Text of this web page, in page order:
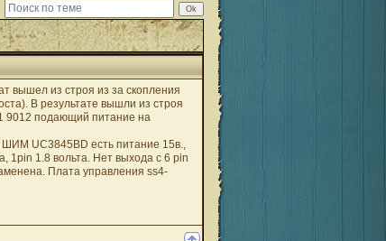
вышел из строя из за скопления
В результате вышли из строя
9012 подающий питание на
UC3845BD есть питание 15в.,
1pin 1.8 вольта. Нет выхода с 6 pin
Плата управления ss4-